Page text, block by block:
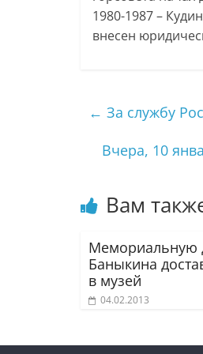
1980-1987 –
внесен
← За службу
Вчера, 10
Вам
Мемориальную
Баныкина
в музей
04.02.2013